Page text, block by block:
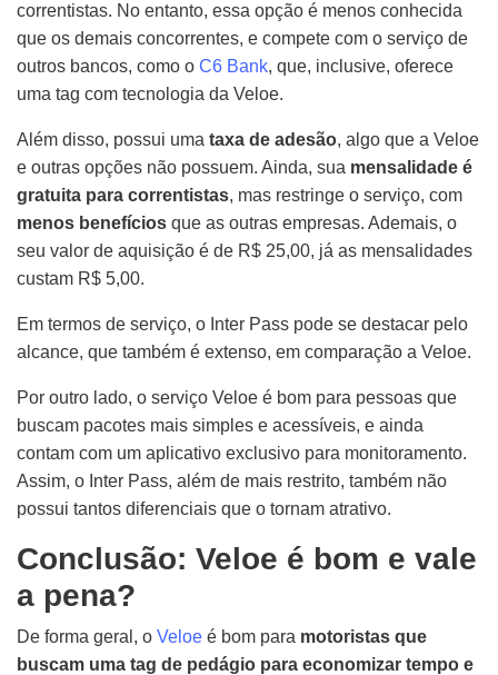
correntistas. No entanto, essa opção é menos conhecida
que os demais concorrentes, e compete com o serviço de
outros bancos, como o C6 Bank, que, inclusive, oferece
uma tag com tecnologia da Veloe.
Além disso, possui uma taxa de adesão, algo que a Veloe
e outras opções não possuem. Ainda, sua mensalidade é
gratuita para correntistas, mas restringe o serviço, com
menos benefícios que as outras empresas. Ademais, o
seu valor de aquisição é de R$ 25,00, já as mensalidades
custam R$ 5,00.
Em termos de serviço, o Inter Pass pode se destacar pelo
alcance, que também é extenso, em comparação a Veloe.
Por outro lado, o serviço Veloe é bom para pessoas que
buscam pacotes mais simples e acessíveis, e ainda
contam com um aplicativo exclusivo para monitoramento.
Assim, o Inter Pass, além de mais restrito, também não
possui tantos diferenciais que o tornam atrativo.
Conclusão: Veloe é bom e vale
a pena?
De forma geral, o Veloe é bom para motoristas que
buscam uma tag de pedágio para economizar tempo e